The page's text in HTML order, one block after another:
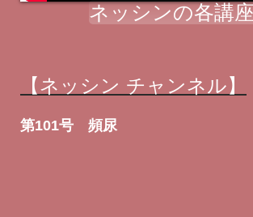
ネッシンの各講
【ネッシン チャンネル】
第101号 頻尿